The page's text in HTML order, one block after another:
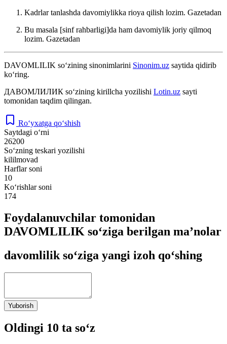
Kadrlar tanlashda davomiylikka rioya qilish lozim. Gazetadan
Bu masala [sinf rahbarligi]da ham davomiylik joriy qilmoq
lozim. Gazetadan
DAVOMLILIK so‘zining sinonimlarini Sinonim.uz saytida qidirib
ko‘ring.
ДАВОМЛИЛИК so‘zining kirillcha yozilishi Lotin.uz sayti
tomonidan taqdim qilingan.
Ro‘yxatga qo‘shish
Saytdagi o‘rni
26200
So‘zning teskari yozilishi
kililmovad
Harflar soni
10
Ko‘rishlar soni
174
Foydalanuvchilar tomonidan
DAVOMLILIK so‘ziga berilgan ma’nolar
davomlilik so‘ziga yangi izoh qo‘shing
Yuborish
Oldingi 10 ta so‘z